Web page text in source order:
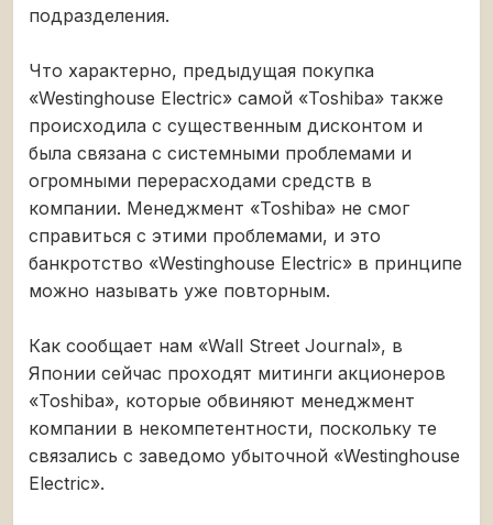
подразделения.
Что характерно, предыдущая покупка
«Westinghouse Electric» самой «Toshiba» также
происходила с существенным дисконтом и
была связана с системными проблемами и
огромными перерасходами средств в
компании. Менеджмент «Toshiba» не смог
справиться с этими проблемами, и это
банкротство «Westinghouse Electric» в принципе
можно называть уже повторным.
Как сообщает нам «Wall Street Journal», в
Японии сейчас проходят митинги акционеров
«Toshiba», которые обвиняют менеджмент
компании в некомпетентности, поскольку те
связались с заведомо убыточной «Westinghouse
Electric».